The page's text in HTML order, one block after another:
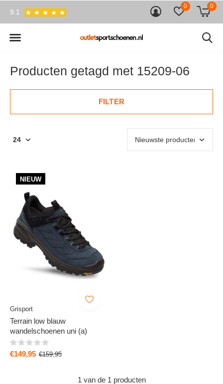
0 0
9.1
Producten getagd met 15209-06
FILTER
NIEUW
Grisport
Terrain low blauw
wandelschoenen uni (a)
€149,95 €159,95
1 van de 1 producten